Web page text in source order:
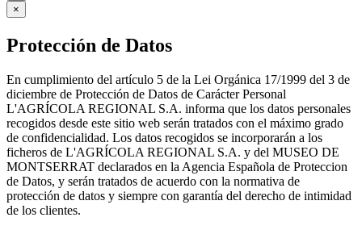
×
Protección de Datos
En cumplimiento del artículo 5 de la Lei Orgánica 17/1999 del 3 de
diciembre de Protección de Datos de Carácter Personal
L'AGRÍCOLA REGIONAL S.A. informa que los datos personales
recogidos desde este sitio web serán tratados con el máximo grado
de confidencialidad. Los datos recogidos se incorporarán a los
ficheros de L'AGRÍCOLA REGIONAL S.A. y del MUSEO DE
MONTSERRAT declarados en la Agencia Española de Proteccion
de Datos, y serán tratados de acuerdo con la normativa de
protección de datos y siempre con garantía del derecho de intimidad
de los clientes.